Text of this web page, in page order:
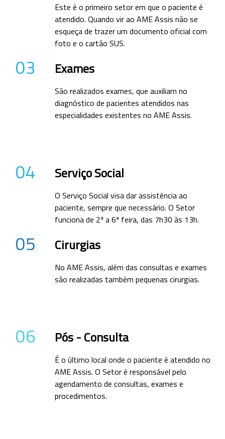
Este é o primeiro setor em que o paciente é
atendido. Quando vir ao AME Assis não se
esqueça de trazer um documento oficial com
foto e o cartão SUS.
03 Exames
São realizados exames, que auxiliam no
diagnóstico de pacientes atendidos nas
especialidades existentes no AME Assis.
04 Serviço Social
O Serviço Social visa dar assistência ao
paciente, sempre que necessário. O Setor
funciona de 2ª a 6ª feira, das 7h30 às 13h.
05 Cirurgias
No AME Assis, além das consultas e exames
são realizadas também pequenas cirurgias.
06 Pós - Consulta
É o último local onde o paciente é atendido no
AME Assis. O Setor é responsável pelo
agendamento de consultas, exames e
procedimentos.